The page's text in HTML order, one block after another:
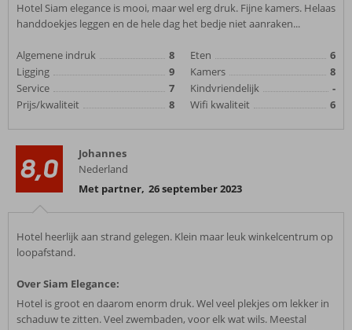
Hotel Siam elegance is mooi, maar wel erg druk. Fijne kamers. Helaas
handdoekjes leggen en de hele dag het bedje niet aanraken...
Algemene indruk
8
Ligging
9
Service
7
Prijs/kwaliteit
8
Eten
6
Kamers
8
Kindvriendelijk
-
Wifi kwaliteit
6
8,0
Johannes
Nederland
Met partner, 26 september 2023
Hotel heerlijk aan strand gelegen. Klein maar leuk winkelcentrum op
loopafstand.
Over Siam Elegance:
Hotel is groot en daarom enorm druk. Wel veel plekjes om lekker in
schaduw te zitten. Veel zwembaden, voor elk wat wils. Meestal